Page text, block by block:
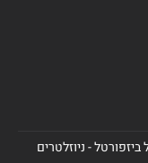
- ניוזלטרים